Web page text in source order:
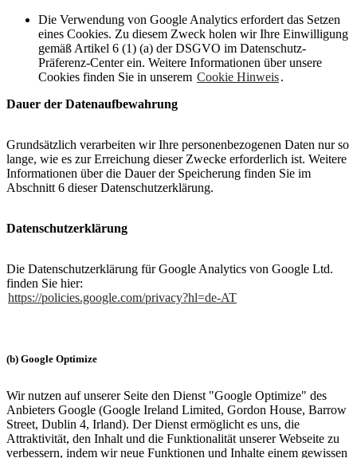
Die Verwendung von Google Analytics erfordert das Setzen
eines Cookies. Zu diesem Zweck holen wir Ihre Einwilligung
gemäß Artikel 6 (1) (a) der DSGVO im Datenschutz-
Präferenz-Center ein. Weitere Informationen über unsere
Cookies finden Sie in unserem Cookie Hinweis.
Dauer der Datenaufbewahrung
Grundsätzlich verarbeiten wir Ihre personenbezogenen Daten nur so
lange, wie es zur Erreichung dieser Zwecke erforderlich ist. Weitere
Informationen über die Dauer der Speicherung finden Sie im
Abschnitt 6 dieser Datenschutzerklärung.
Datenschutzerklärung
Die Datenschutzerklärung für Google Analytics von Google Ltd.
finden Sie hier:
https://policies.google.com/privacy?hl=de-AT
(b) Google Optimize
Wir nutzen auf unserer Seite den Dienst "Google Optimize" des
Anbieters Google (Google Ireland Limited, Gordon House, Barrow
Street, Dublin 4, Irland). Der Dienst ermöglicht es uns, die
Attraktivität, den Inhalt und die Funktionalität unserer Webseite zu
verbessern, indem wir neue Funktionen und Inhalte einem gewissen